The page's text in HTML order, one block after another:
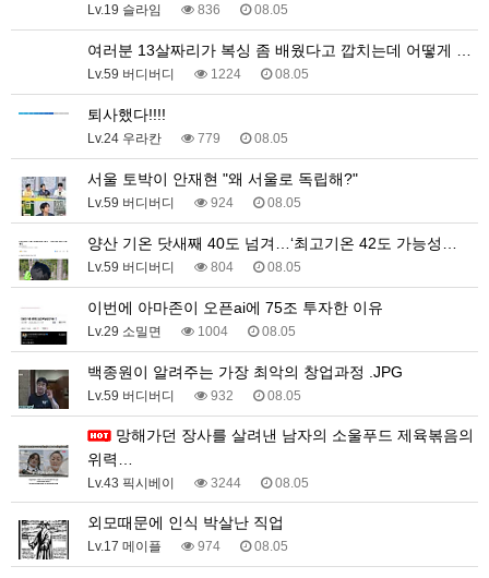
Lv.19 슬라임 836 08.05
여러분 13살짜리가 복싱 좀 배웠다고 깝치는데 어떻게 …
Lv.59 버디버디 1224 08.05
퇴사했다!!!!
Lv.24 우라칸 779 08.05
서울 토박이 안재현 "왜 서울로 독립해?"
Lv.59 버디버디 924 08.05
양산 기온 닷새째 40도 넘겨…‘최고기온 42도 가능성…
Lv.59 버디버디 804 08.05
이번에 아마존이 오픈ai에 75조 투자한 이유
Lv.29 소밀면 1004 08.05
백종원이 알려주는 가장 최악의 창업과정 .JPG
Lv.59 버디버디 932 08.05
위력…
Lv.43 픽시베이 3244 08.05
외모때문에 인식 박살난 직업
Lv.17 메이플 974 08.05